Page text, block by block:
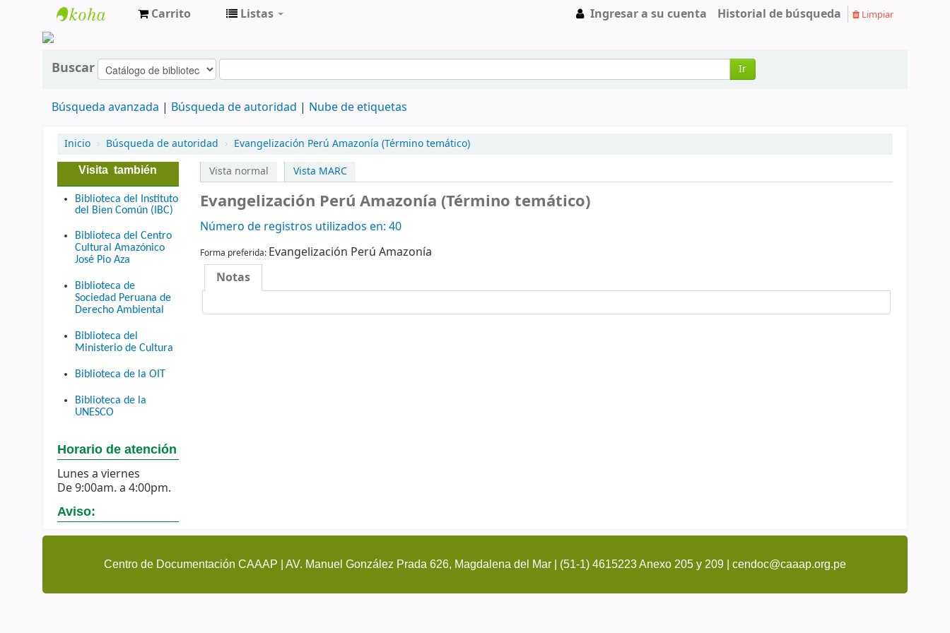
Carrito Listas Ingresar a su cuenta Historial de búsqueda Limpiar
Buscar Ir
Búsqueda avanzada Búsqueda de autoridad Nube de etiquetas
Inicio › Búsqueda de autoridad › Evangelización Perú Amazonía (Término temático)
Visita también
Biblioteca del Instituto
del Bien Común (IBC)
Biblioteca del Centro
Cultural Amazónico
José Pio Aza
Biblioteca de
Sociedad Peruana de
Derecho Ambiental
Biblioteca del
Ministerio de Cultura
Biblioteca de la OIT
Biblioteca de la
UNESCO
Horario de atención
Lunes a viernes
De 9:00am. a 4:00pm.
Aviso:
Vista normal Vista MARC
Evangelización Perú Amazonía (Término temático)
Número de registros utilizados en: 40
Forma preferida: Evangelización Perú Amazonía
Notas
Centro de Documentación CAAAP | AV. Manuel González Prada 626, Magdalena del Mar | (51-1) 4615223 Anexo 205 y 209 | cendoc@caaap.org.pe